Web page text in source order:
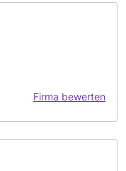
Firma bewerten